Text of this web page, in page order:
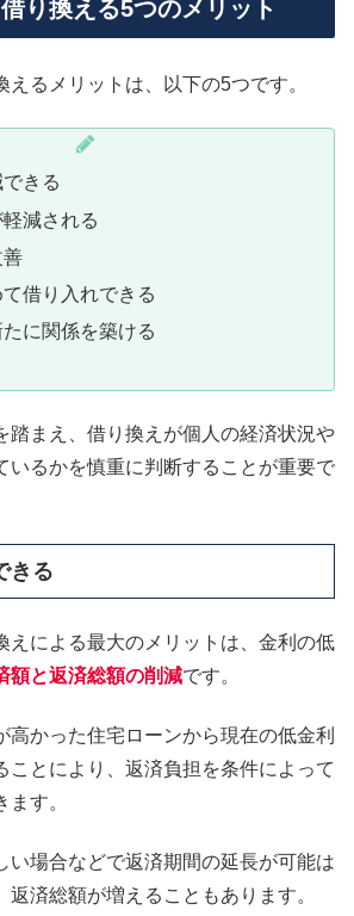
り換える5つのメリット
るメリットは、以下の5つです。
きる
減される
善
借り入れできる
に関係を築ける
踏まえ、借り換えが個人の経済状況や
いるかを慎重に判断することが重要で
きる
えによる最大のメリットは、金利の低
額と返済総額の削減です。
高かった住宅ローンから現在の低金利
ことにより、返済負担を条件によって
す。
い場合などで返済期間の延長が可能は
返済総額が増えることもあります。